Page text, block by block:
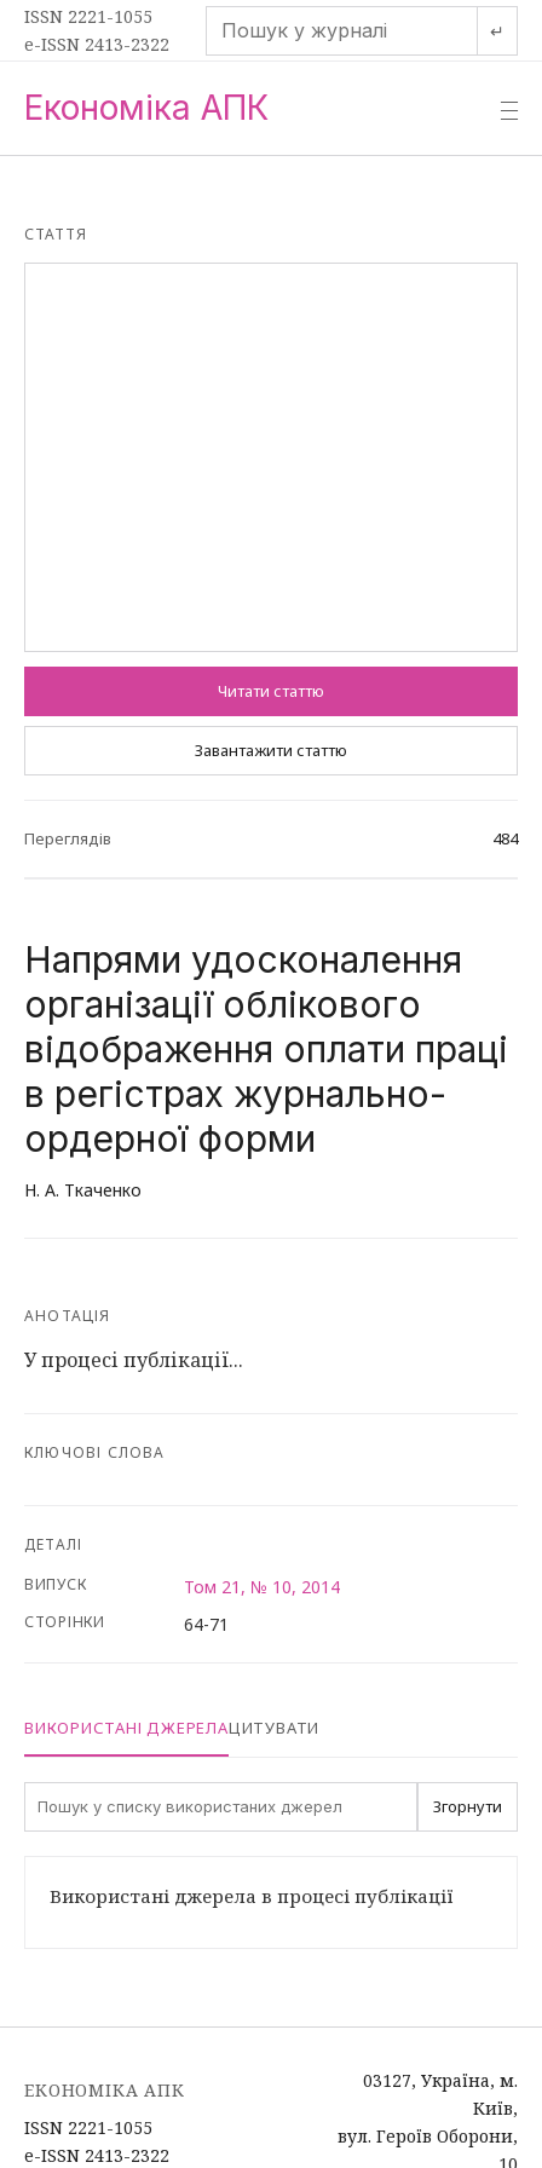
ISSN 2221-1055
e-ISSN 2413-2322
↵
Економіка АПК —
—
—
СТАТТЯ
Читати статтю
Завантажити статтю
Переглядів 484
Напрями удосконалення
організації облікового
відображення оплати праці
в регістрах журнально-
ордерної форми
Н. А. Ткаченко
АНОТАЦІЯ
У процесі публікації...
КЛЮЧОВІ СЛОВА
ДЕТАЛІ
ВИПУСК
Том 21, № 10, 2014
СТОРІНКИ 64-71
ВИКОРИСТАНІ ДЖЕРЕЛАЦИТУВАТИ
Згорнути
Використані джерела в процесі публікації
ЕКОНОМІКА АПК
ISSN 2221-1055
e-ISSN 2413-2322
03127, Україна, м.
Київ,
вул. Героїв Оборони,